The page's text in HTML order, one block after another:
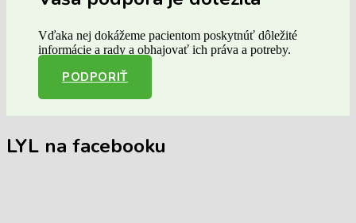
Vďaka nej dokážeme pacientom poskytnúť dôležité
informácie a rady a obhajovať ich práva a potreby.
PODPORIŤ
LYL na facebooku